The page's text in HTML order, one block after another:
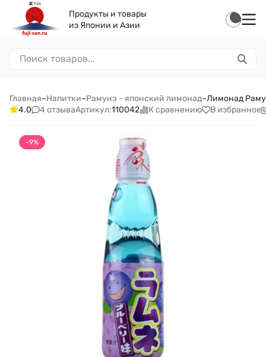
Продукты и товары
из Японии и Азии
Главная–Напитки–Рамунэ - японский лимонад–Лимонад
4.0
4 отзываАртикул:110042 К сравнению В избранное
-9%